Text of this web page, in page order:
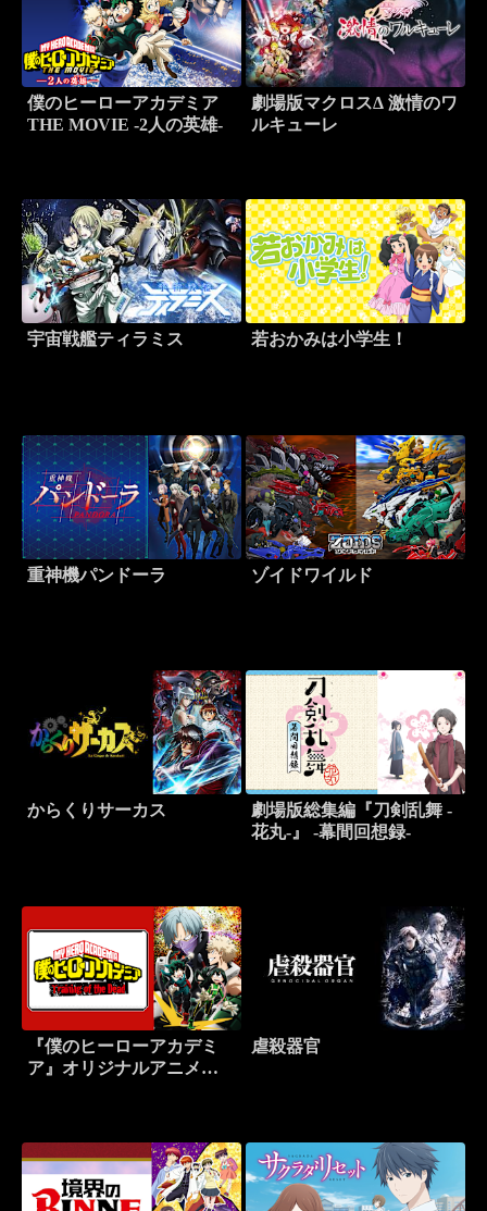
僕のヒーローアカデミア
THE MOVIE -2人の英雄-
劇場版マクロスΔ 激情のワ
ルキューレ
宇宙戦艦ティラミス 若おかみは小学生！
重神機パンドーラ ゾイドワイルド
からくりサーカス
劇場版総集編『刀剣乱舞 -
花丸-』 -幕間回想録-
『僕のヒーローアカデミ
ア』オリジナルアニメ
虐殺器官